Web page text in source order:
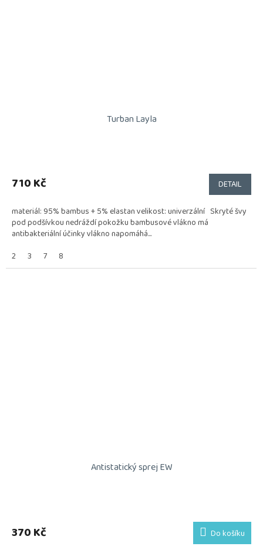
Turban Layla
710 Kč DETAIL
materiál: 95% bambus + 5% elastan velikost: univerzální Skryté švy
pod podšívkou nedráždí pokožku bambusové vlákno má
antibakteriální účinky vlákno napomáhá...
2
3 7 8
Antistatický sprej EW
370 Kč Do košíku